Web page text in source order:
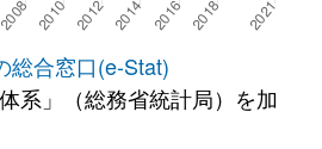
総合窓口(e-Stat)
系」（総務省統計局）を加